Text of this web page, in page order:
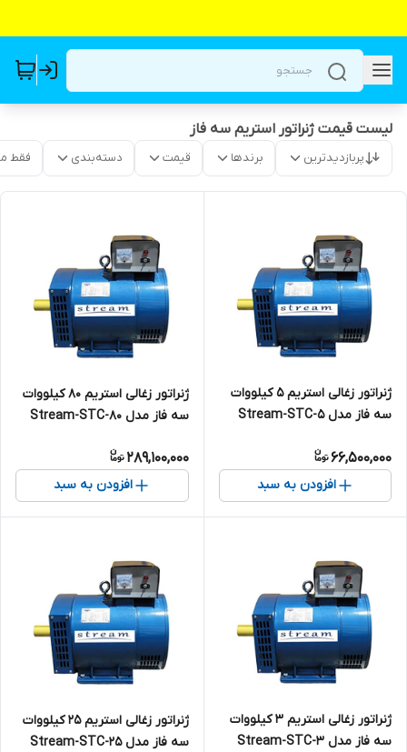
لیست قیمت ژنراتور استریم سه فاز
پربازدیدترین برندها قیمت دسته‌بندی فقط
ژنراتور زغالی استریم 5 کیلووات
سه فاز مدل Stream-STC-5
66,500,000
افزودن به سبد
ژنراتور زغالی استریم 80 کیلووات
سه فاز مدل Stream-STC-80
289,100,000
افزودن به سبد
ژنراتور زغالی استریم 3 کیلووات
سه فاز مدل Stream-STC-3
ژنراتور زغالی استریم 25 کیلووات
سه فاز مدل Stream-STC-25